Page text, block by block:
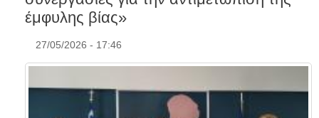
έμφυλης βίας»
27/05/2026 - 17:46